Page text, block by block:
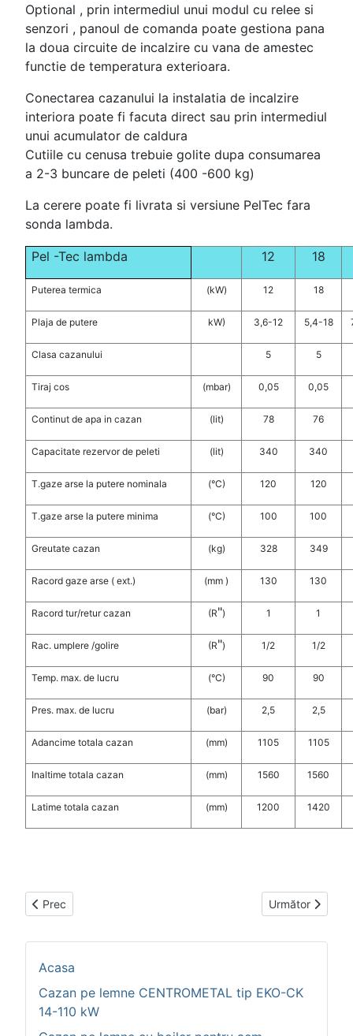
Acasa
Cazan pe lemne CENTROMETAL tip EKO-CK
14-110 kW
Optional , prin intermediul unui modul cu relee si
senzori , panoul de comanda poate gestiona pana
la doua circuite de incalzire cu vana de amestec
functie de temperatura exterioara.
Conectarea cazanului la instalatia de incalzire
interiora poate fi facuta direct sau prin intermediul
unui acumulator de caldura
Cutiile cu cenusa trebuie golite dupa consumarea
a 2-3 buncare de peleti (400 -600 kg)
La cerere poate fi livrata si versiune PelTec fara
sonda lambda.
Pel -Tec lambda 12 18
Puterea termica (kW) 12 18
Plaja de putere kW) 3,6-12 5,4-18
Clasa cazanului 5 5
Tiraj cos (mbar) 0,05 0,05
Continut de apa in cazan (lit) 78 76
Capacitate rezervor de peleti (lit) 340 340
T.gaze arse la putere nominala (°C) 120 120
T.gaze arse la putere minima (°C) 100 100
Greutate cazan (kg) 328 349
Racord gaze arse ( ext.) (mm ) 130 130
Racord tur/retur cazan (R") 1 1
Rac. umplere /golire (R") 1/2 1/2
Temp. max. de lucru (°C) 90 90
Pres. max. de lucru (bar) 2,5 2,5
Adancime totala cazan (mm) 1105 1105
Inaltime totala cazan (mm) 1560 1560
Latime totala cazan (mm) 1200 1420
Articol precedent: Vas expansiune hidrofor CH 90-100
Prec Articolul
Următor